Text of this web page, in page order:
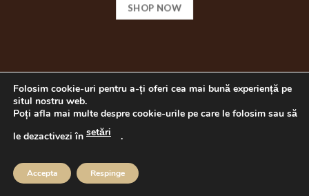
SHOP NOW
Copyright 2026 ©
Design realizat de
Folosim cookie-uri pentru a-ți oferi cea mai bună experiență pe
situl nostru web.
Poți afla mai multe despre cookie-urile pe care le folosim sau să
le dezactivezi în setări .
Accepta Respinge